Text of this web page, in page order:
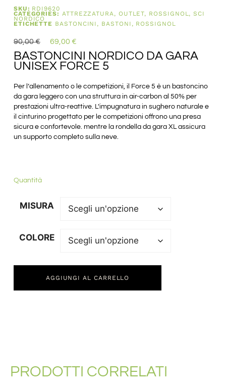
SKU: RDI9620
CATEGORIES: ATTREZZATURA, OUTLET, ROSSIGNOL,SCI
NORDICO
ETICHETTE BASTONCINI , BASTONI , ROSSIGNOL
90,00€ 69,00 €
BASTONCINI NORDICO DA GARA
UNISEX FORCE 5
Per l’allenamento o le competizioni, il Force 5 è un bastoncino
da gara leggero con una struttura in air-carbon al 50% per
prestazioni ultra-reattive. L’impugnatura in sughero naturale e
il cinturino progettato per le competizioni offrono una presa
sicura e confortevole. mentre la rondella da gara XL assicura
un supporto completo sulla neve.
Quantità
MISURA
COLORE
AGGIUNGI AL CARRELLO
PRODOTTI CORRELATI